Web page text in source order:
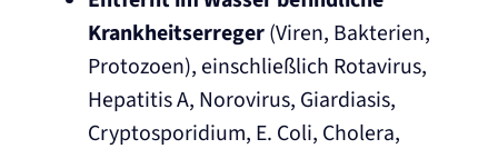
Krankheitserreger(Viren, Bakterien,
Protozoen), einschließlich Rotavirus,
Hepatitis A, Norovirus, Giardiasis,
Cryptosporidium, E. Coli, Cholera,